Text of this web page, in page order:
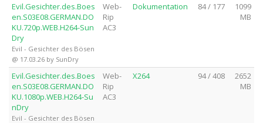
Evil.Gesichter.des.Boes
en.S03E08.GERMAN.DO
KU.720p.WEB.H264-Sun
Dry
Evil - Gesichter des Bösen
@ 17.03.26 by SunDry
Web-
Rip
AC3
Dokumentation 84 / 177
1099
MB
Evil.Gesichter.des.Boes
en.S03E08.GERMAN.DO
KU.1080p.WEB.H264-Su
nDry
Evil - Gesichter des Bösen
Web-
Rip
AC3
X264 94 / 408
2652
MB